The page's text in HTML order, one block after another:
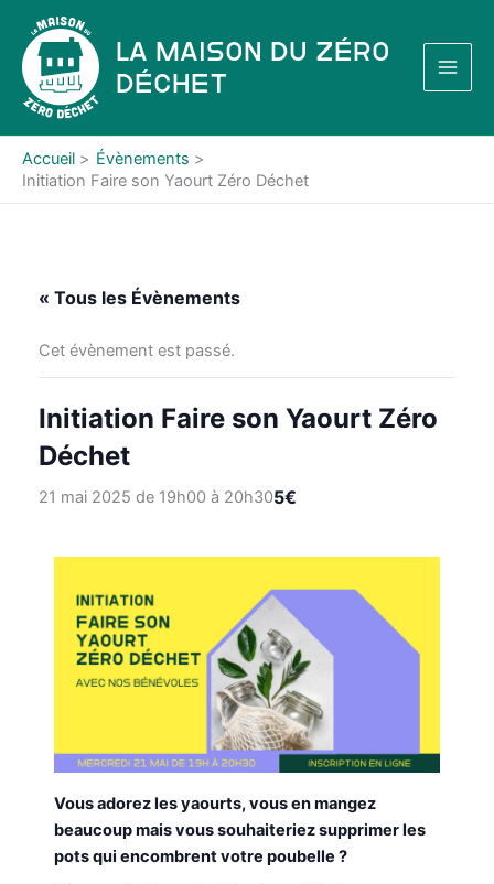
contenu
La Maison du Zéro
Déchet
Accueil
Évènements
Initiation Faire son Yaourt Zéro Déchet
« Tous les Évènements
Cet évènement est passé.
Initiation Faire son Yaourt Zéro
Déchet
21 mai 2025 de 19h00à 20h305€
Vous adorez les yaourts, vous en mangez
beaucoup mais vous souhaiteriez supprimer les
pots qui encombrent votre poubelle ?